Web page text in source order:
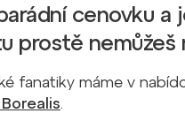
cenovku a
prostě nemůžeš
fanatiky máme v
.